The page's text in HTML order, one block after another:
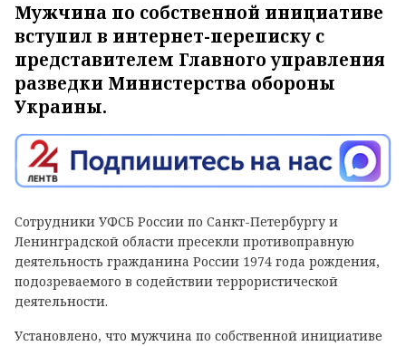
Мужчина по собственной инициативе
вступил в интернет-переписку с
представителем Главного управления
разведки Министерства обороны
Украины.
Сотрудники УФСБ России по Санкт-Петербургу и
Ленинградской области пресекли противоправную
деятельность гражданина России 1974 года рождения,
подозреваемого в содействии террористической
деятельности.
Установлено, что мужчина по собственной инициативе